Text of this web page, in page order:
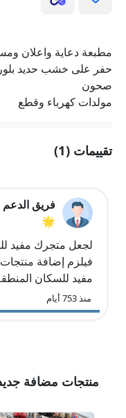
مطبعة دعاية واعلان
حفر على خشب حديد
صحون
مولدات كهرباء وقطع
تقييمات (1)
فريق الدعم
🌟
لجعل متجرك مفيد
فيلزم إضافة
مفيد للسكان
منذ 753 أيام
منتجات مضافة